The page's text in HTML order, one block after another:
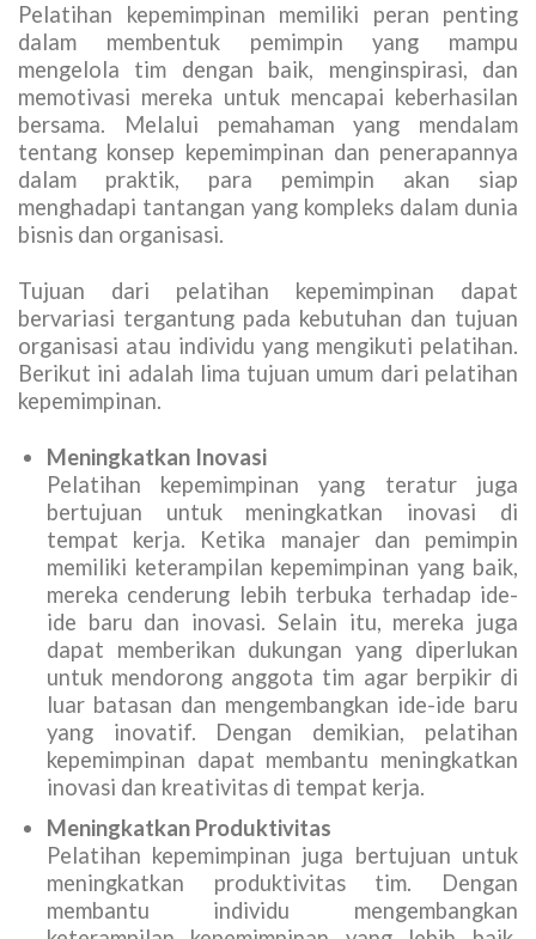
Pelatihan kepemimpinan memiliki peran penting
dalam membentuk pemimpin yang mampu
mengelola tim dengan baik, menginspirasi, dan
memotivasi mereka untuk mencapai keberhasilan
bersama. Melalui pemahaman yang mendalam
tentang konsep kepemimpinan dan penerapannya
dalam praktik, para pemimpin akan siap
menghadapi tantangan yang kompleks dalam dunia
bisnis dan organisasi.
Tujuan dari pelatihan kepemimpinan dapat
bervariasi tergantung pada kebutuhan dan tujuan
organisasi atau individu yang mengikuti pelatihan.
Berikut ini adalah lima tujuan umum dari pelatihan
kepemimpinan.
Meningkatkan Inovasi
Pelatihan kepemimpinan yang teratur juga
bertujuan untuk meningkatkan inovasi di
tempat kerja. Ketika manajer dan pemimpin
memiliki keterampilan kepemimpinan yang baik,
mereka cenderung lebih terbuka terhadap ide-
ide baru dan inovasi. Selain itu, mereka juga
dapat memberikan dukungan yang diperlukan
untuk mendorong anggota tim agar berpikir di
luar batasan dan mengembangkan ide-ide baru
yang inovatif. Dengan demikian, pelatihan
kepemimpinan dapat membantu meningkatkan
inovasi dan kreativitas di tempat kerja.
Meningkatkan Produktivitas
Pelatihan kepemimpinan juga bertujuan untuk
meningkatkan produktivitas tim. Dengan
membantu individu mengembangkan